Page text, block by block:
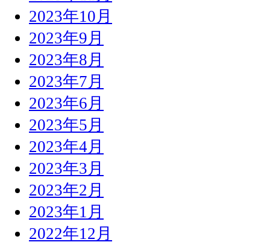
2023年10月
2023年9月
2023年8月
2023年7月
2023年6月
2023年5月
2023年4月
2023年3月
2023年2月
2023年1月
2022年12月